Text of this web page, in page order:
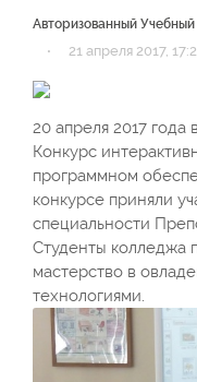
Авторизованный
· 21 апреля 2017,
20 апреля 2017
Конкурс
программном
конкурсе приняли
специальности
Студенты колледжа
мастерство в
технологиями.